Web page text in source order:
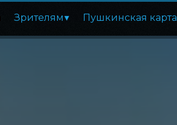
Зрителям Пушкинская карта